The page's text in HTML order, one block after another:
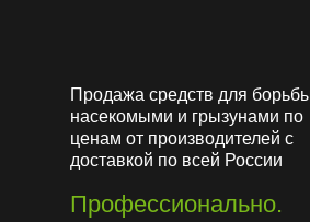
Профессионально.
Продажа средств для
насекомыми и грызунами по
ценам от производителей с
доставкой по всей России